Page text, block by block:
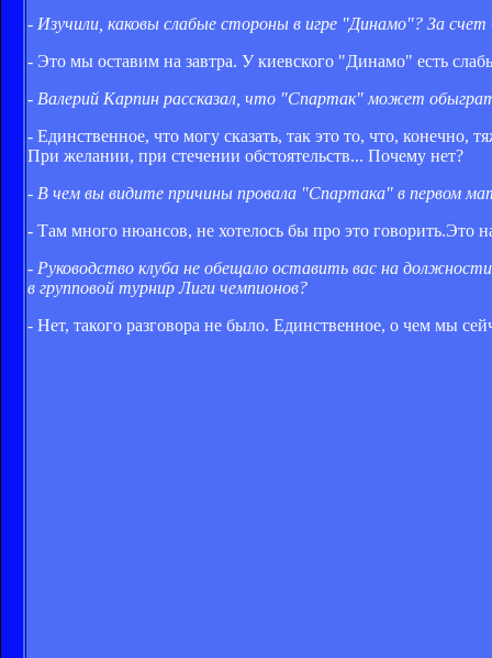
- Изучили, каковы слабые стороны в игре "Динамо"? За счет
- Это мы оставим на завтра. У киевского "Динамо" есть
- Валерий Карпин рассказал, что "Спартак" может
- Единственное, что могу сказать, так это то, что, конечно,
При желании, при стечении обстоятельств... Почему нет?
- В чем вы видите причины провала "Спартака" в первом
- Там много нюансов, не хотелось бы про это говорить.Это
- Руководство клуба не обещало оставить вас на
в групповой турнир Лиги чемпионов?
- Нет, такого разговора не было. Единственное, о чем мы